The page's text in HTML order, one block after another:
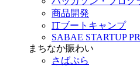
商品開発
ITブートキャンプ
SABAE STARTUP
まちなか賑わい
さばぷら